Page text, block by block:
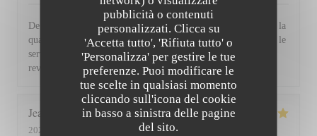
pubblicità o contenuti
personalizzati. Clicca su
'Accetta tutto', 'Rifiuta tutto' o
'Personalizza' per gestire le tue
preferenze. Puoi modificare le
tue scelte in qualsiasi momento
cliccando sull'icona del cookie
in basso a sinistra delle pagine
del sito.
De l'accueil souriant et chaleureux comme à la maison jusqu'à la
qualité et la présentation de l'assiette (poissons) en passant par le
service du vin, nous avons apprécié ce dîner et souhaitons
revenir. Bravo & merci +++
Jean Louis D
2026-07-30
- 13:00 - Ospiti 2